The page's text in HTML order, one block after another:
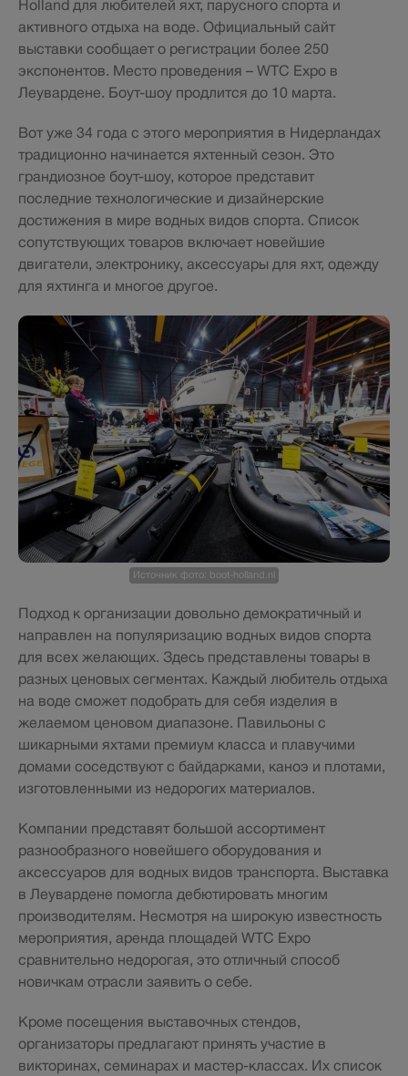
Holland для любителей яхт, парусного спорта и
активного отдыха на воде. Официальный сайт
выставки сообщает о регистрации более 250
экспонентов. Место проведения – WTC Expo в
Леувардене. Боут-шоу продлится до 10 марта.
Вот уже 34 года с этого мероприятия в Нидерландах
традиционно начинается яхтенный сезон. Это
грандиозное боут-шоу, которое представит
последние технологические и дизайнерские
достижения в мире водных видов спорта. Список
сопутствующих товаров включает новейшие
двигатели, электронику, аксессуары для яхт, одежду
для яхтинга и многое другое.
Источник фото: boot-holland.nl
Подход к организации довольно демократичный и
направлен на популяризацию водных видов спорта
для всех желающих. Здесь представлены товары в
разных ценовых сегментах. Каждый любитель отдыха
на воде сможет подобрать для себя изделия в
желаемом ценовом диапазоне. Павильоны с
шикарными яхтами премиум класса и плавучими
домами соседствуют с байдарками, каноэ и плотами,
изготовленными из недорогих материалов.
Компании представят большой ассортимент
разнообразного новейшего оборудования и
аксессуаров для водных видов транспорта. Выставка
в Леувардене помогла дебютировать многим
производителям. Несмотря на широкую известность
мероприятия, аренда площадей WTC Expo
сравнительно недорогая, это отличный способ
новичкам отрасли заявить о себе.
Кроме посещения выставочных стендов,
организаторы предлагают принять участие в
викторинах, семинарах и мастер-классах. Их список